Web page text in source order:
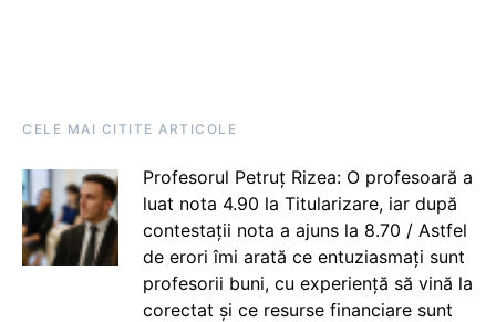
CELE MAI CITITE ARTICOLE
Profesorul Petruț Rizea: O profesoară a
luat nota 4.90 la Titularizare, iar după
contestații nota a ajuns la 8.70 / Astfel
de erori îmi arată ce entuziasmați sunt
profesorii buni, cu experiență să vină la
corectat și ce resurse financiare sunt